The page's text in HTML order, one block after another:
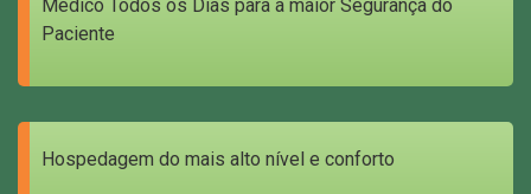
Médico Todos os Dias para a maior Segurança do
Paciente
Hospedagem do mais alto nível e conforto